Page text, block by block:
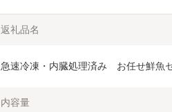
返礼品名
急速冷凍・内臓処理済み　お任せ鮮魚
内容量